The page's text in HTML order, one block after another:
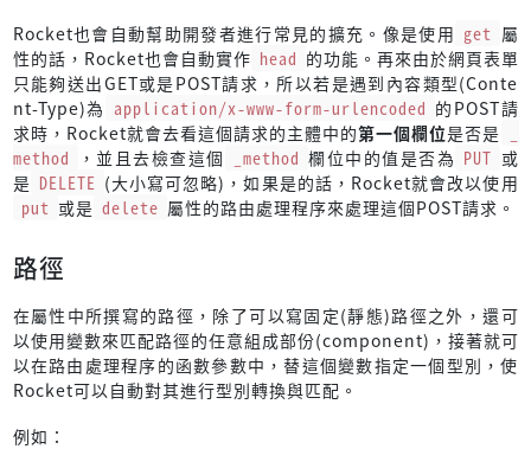
Rocket也會自動幫助開發者進行常見的擴充。像是使用 get 屬
性的話，Rocket也會自動實作 head 的功能。再來由於網頁表單
只能夠送出GET或是POST請求，所以若是遇到內容類型(Conte
nt-Type)為 application/x-www-form-urlencoded 的POST請
求時，Rocket就會去看這個請求的主體中的第一個欄位是否是
method
，並且去檢查這個 _method 欄位中的值是否為 PUT 或
是 DELETE (大小寫可忽略)，如果是的話，Rocket就會改以使用
put 或是 delete 屬性的路由處理程序來處理這個POST請求。
路徑
在屬性中所撰寫的路徑，除了可以寫固定(靜態)路徑之外，還可
以使用變數來匹配路徑的任意組成部份(component)，接著就可
以在路由處理程序的函數參數中，替這個變數指定一個型別，使
Rocket可以自動對其進行型別轉換與匹配。
例如：